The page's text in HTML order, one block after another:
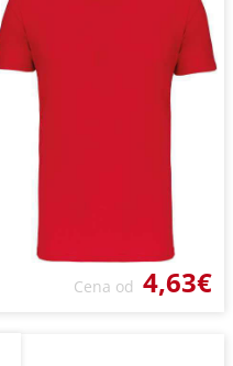
Cena od 4,63€